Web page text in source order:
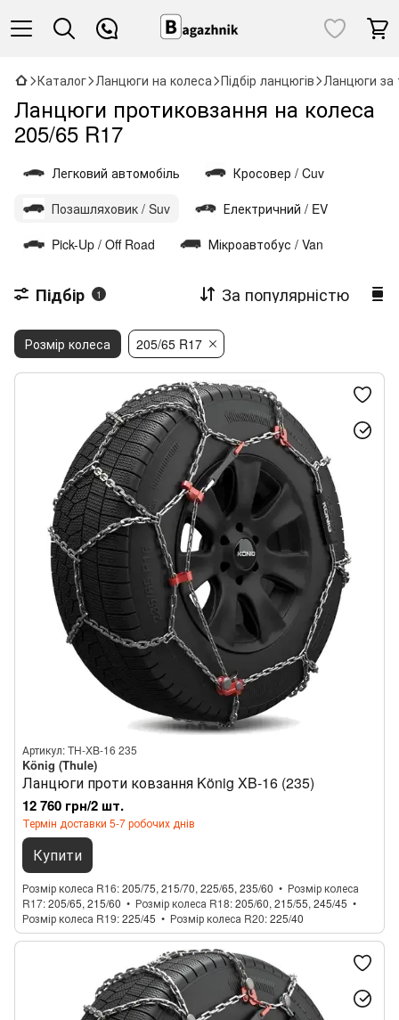
Каталог Ланцюги на колеса Підбір ланцюгів Ланцюги за
Ланцюги протиковзання на колеса
205/65 R17
Легковий автомобіль
Кросовер / Cuv
Позашляховик / Suv
Електричний / EV
Pick-Up / Off Road
Мікроавтобус / Van
Підбір 1 За популярністю
Розмір колеса 205/65 R17
Артикул: TH-XB-16 235
König (Thule)
Ланцюги проти ковзання König XB-16 (235)
12 760 грн/2 шт.
Термін доставки 5-7 робочих днів
Купити
Розмір колеса R16 205/75, 215/70, 225/65, 235/60
Розмір колеса
R17 205/65, 215/60 Розмір колеса R18 205/60, 215/55, 245/45
Розмір колеса R19 225/45 Розмір колеса R20 225/40